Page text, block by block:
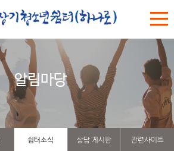
알림마당
쉼터소식 상담 게시판 관련사이트